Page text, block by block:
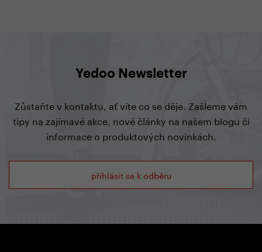
Yedoo Newsletter
Zůstaňte v kontaktu, ať víte co se děje. Zašleme vám
tipy na zajímavé akce, nové články na našem blogu či
informace o produktových novinkách.
přihlásit se k odběru